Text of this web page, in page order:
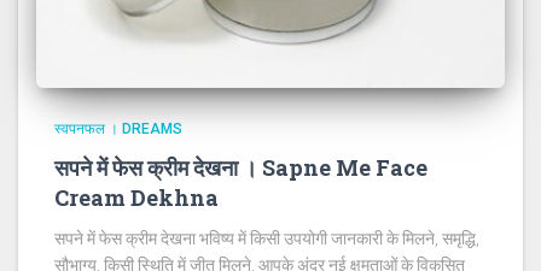
स्वपनफल । DREAMS
सपने में फेस क्रीम देखना । Sapne Me Face
Cream Dekhna
सपने में फेस क्रीम देखना भविष्य में किसी उपयोगी जानकारी के मिलने, समृद्धि,
सौभाग्य, किसी स्थिति में जीत मिलने, आपके अंदर नई क्षमताओं के विकसित